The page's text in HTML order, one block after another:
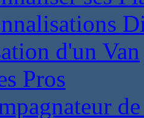
d'un Van
Pros